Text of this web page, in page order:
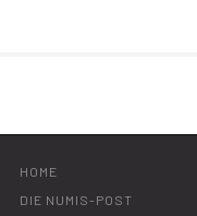
HOME
DIE NUMIS-POST